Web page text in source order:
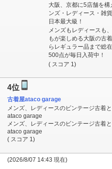
大阪、京都に5店舗を
ンズ・レディース・雑
日本最大級！
メンズもレディースも
もが楽しめる大阪の古
らレギュラー品まで総
500点が毎日入荷中！
( スコア 1)
4位
古着屋ataco garage
メンズ、レディースのビンテージ古着
ataco garage
メンズ、レディースのビンテージ古着
ataco garage
( スコア 1)
(2026/8/07 14:43 現在)